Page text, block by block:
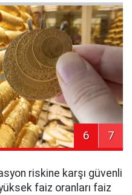
6 7
riskine karşı güvenli
faiz oranları faiz